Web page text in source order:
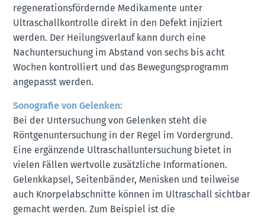
regenerationsfördernde Medikamente unter
Ultraschallkontrolle direkt in den Defekt injiziert
werden. Der Heilungsverlauf kann durch eine
Nachuntersuchung im Abstand von sechs bis acht
Wochen kontrolliert und das Bewegungsprogramm
angepasst werden.
Sonografie von Gelenken:
Bei der Untersuchung von Gelenken steht die
Röntgenuntersuchung in der Regel im Vordergrund.
Eine ergänzende Ultraschalluntersuchung bietet in
vielen Fällen wertvolle zusätzliche Informationen.
Gelenkkapsel, Seitenbänder, Menisken und teilweise
auch Knorpelabschnitte können im Ultraschall sichtbar
gemacht werden. Zum Beispiel ist die